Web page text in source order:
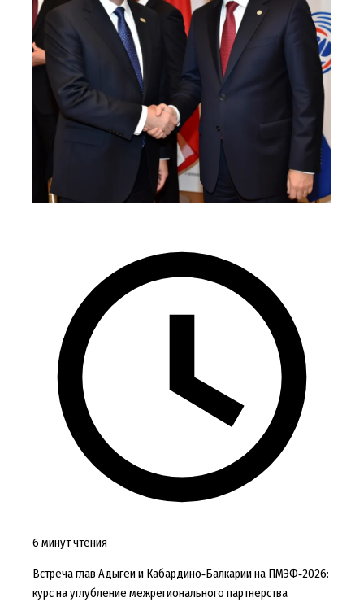
6 минут чтения
Встреча глав Адыгеи и Кабардино‑Балкарии на ПМЭФ‑2026:
курс на углубление межрегионального партнерства